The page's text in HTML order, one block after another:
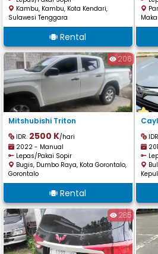
Kambu, Kambu, Kota Kendari,
Sulawesi Tenggara
Rental
206
Mitshubishi Triton
IDR. 2500 K/hari
2022 - Manual
Lepas/Pakai Sopir
Bugis, Dumbo Raya, Kota Gorontalo,
Gorontalo
Rental
285